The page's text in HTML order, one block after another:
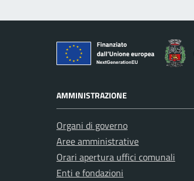
AMMINISTRAZIONE
Organi di governo
Aree amministrative
Orari apertura uffici comunali
Enti e fondazioni